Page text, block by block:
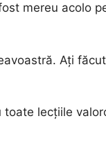
mereu acolo
Ați
toate lecțiile